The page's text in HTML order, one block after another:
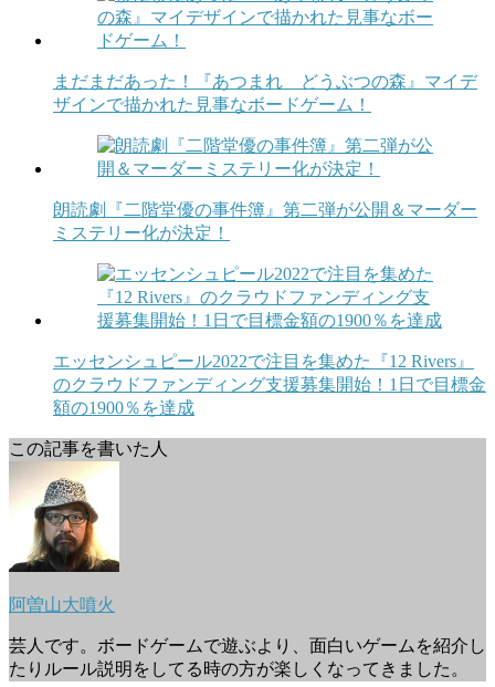
まだまだあった！『あつまれ どうぶつの森』マイデ
ザインで描かれた見事なボードゲーム！
朗読劇『二階堂優の事件簿』第二弾が公開＆マーダー
ミステリー化が決定！
エッセンシュピール2022で注目を集めた『12 Rivers』
のクラウドファンディング支援募集開始！1日で目標金
額の1900％を達成
この記事を書いた人
阿曽山大噴火
芸人です。ボードゲームで遊ぶより、面白いゲームを紹介し
たりルール説明をしてる時の方が楽しくなってきました。